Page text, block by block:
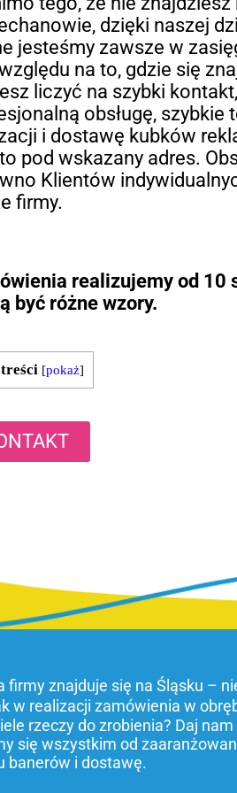
dzięki naszej
jesteśmy zawsze w
na to, gdzie się
liczyć na szybki kontakt,
obsługę, szybkie
i dostawę kubków
pod wskazany adres.
Klientów
firmy.
realizujemy od 10
być różne wzory.
[pokaż]
firmy znajduje się na Śląsku –
w realizacji zamówienia w
rzeczy do zrobienia? Daj
się wszystkim od
banerów i dostawę.